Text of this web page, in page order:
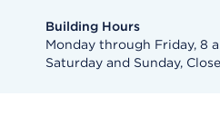
Building Hours
Monday through Friday, 8
Saturday and Sunday,